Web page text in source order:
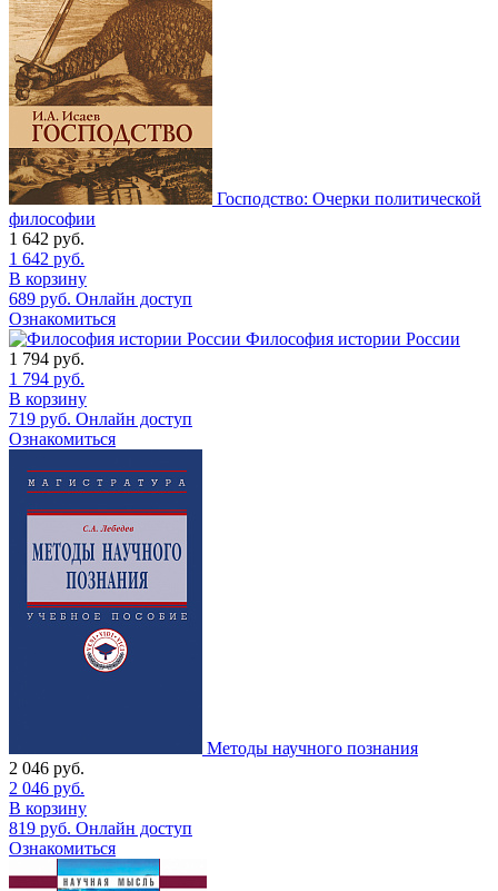
Господство: Очерки политической
философии
1 642 руб.
1 642 руб.
В корзину
689 руб. Онлайн доступ
Ознакомиться
Философия истории России
1 794 руб.
1 794 руб.
В корзину
719 руб. Онлайн доступ
Ознакомиться
Методы научного познания
2 046 руб.
2 046 руб.
В корзину
819 руб. Онлайн доступ
Ознакомиться